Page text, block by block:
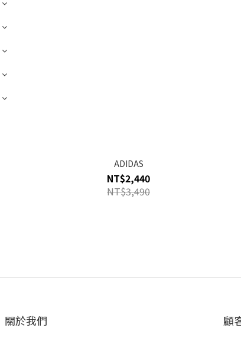
ADIDAS
NT$2,440
NT$3,490
關於我們 顧